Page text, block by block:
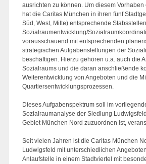
ausrichten zu können. Um diesem
hat die Caritas München in ihren fünf
Süd, West, Mitte) entsprechende
Sozialraumentwicklung/
vorausschauend mit entsprechenden
strategischen Aufgabenstellungen der
beschäftigen. Hierzu gehören u.a. auch die
Sozialraums und die daran anschließende
Weiterentwicklung von Angeboten und die
Quartiersentwicklungsprozessen.
Dieses Aufgabenspektrum soll im
Sozialraumanalyse der Siedlung
Gebiet München Nord zuzuordnen ist,
Seit vielen Jahren ist die Caritas München
Ludwigsfeld mit unterschiedlichen
Anlaufstelle in einem Stadtviertel mit